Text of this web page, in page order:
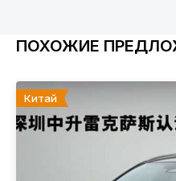
ПОХОЖИЕ
Китай